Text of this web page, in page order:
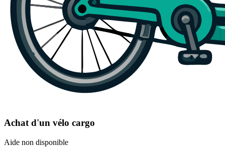
Achat d'un vélo cargo
Aide non disponible